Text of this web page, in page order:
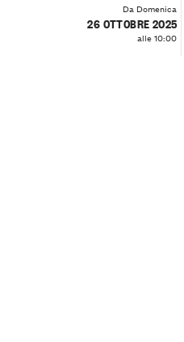
Da Domenica
26 OTTOBRE 2025
alle 10:00